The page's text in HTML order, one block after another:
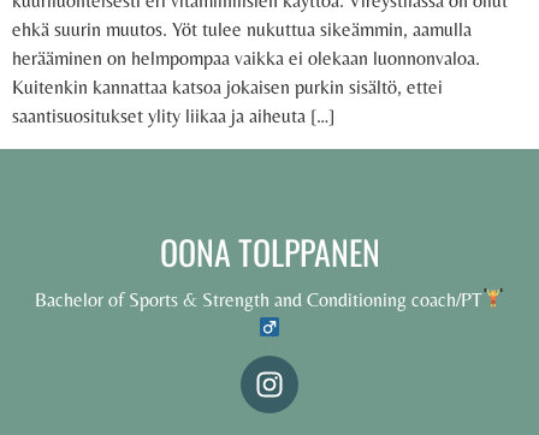
ehkä suurin muutos. Yöt tulee nukuttua sikeämmin, aamulla
herääminen on helmpompaa vaikka ei olekaan luonnonvaloa.
Kuitenkin kannattaa katsoa jokaisen purkin sisältö, ettei
saantisuositukset ylity liikaa ja aiheuta […]
OONA TOLPPANEN
Bachelor of Sports & Strength and Conditioning coach/PT